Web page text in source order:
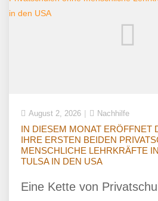
August 2, 2026 Nachhilfe
IN DIESEM MONAT ERÖFFNET
IHRE ERSTEN BEIDEN
MENSCHLICHE LEHRKRÄFTE
TULSA IN DEN USA
Eine Kette von